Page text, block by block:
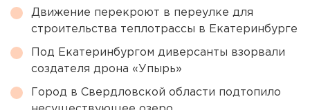
Движение перекроют в переулке для
строительства теплотрассы в Екатеринбурге
Под Екатеринбургом диверсанты взорвали
создателя дрона «Упырь»
Город в Свердловской области подтопило